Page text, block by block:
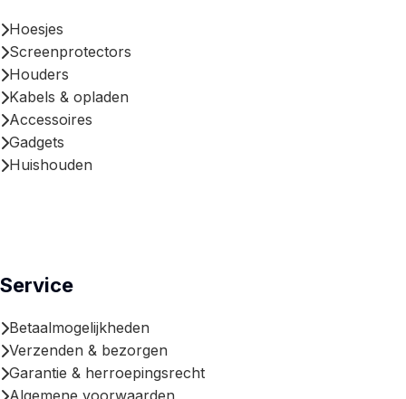
Hoesjes
Screenprotectors
Houders
Kabels & opladen
Accessoires
Gadgets
Huishouden
Service
Betaalmogelijkheden
Verzenden & bezorgen
Garantie & herroepingsrecht